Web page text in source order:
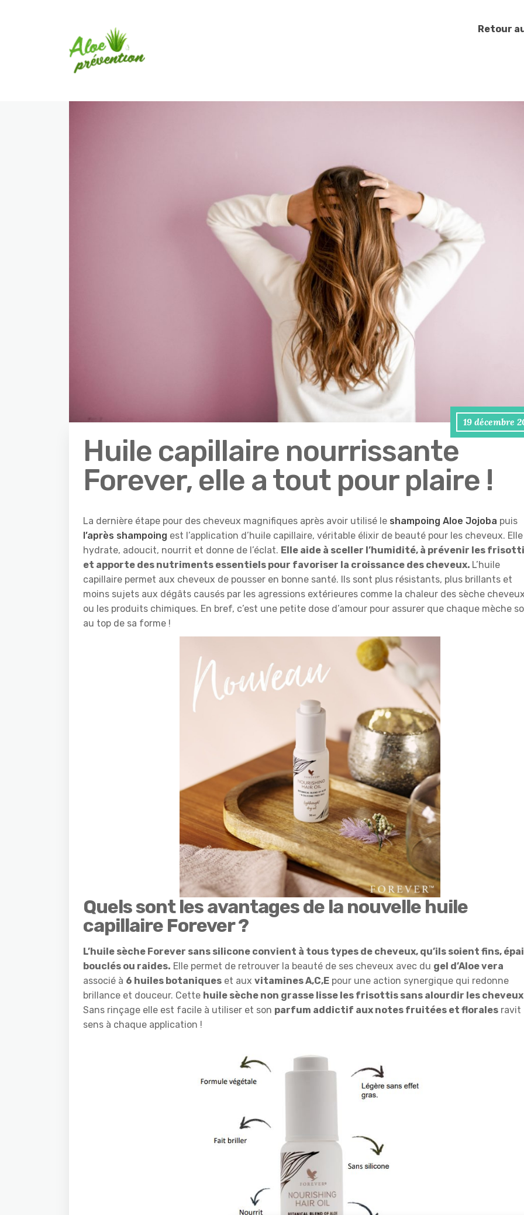
Retour
19 décembre
Huile capillaire nourrissante
Forever, elle a tout pour plaire !
La dernière étape pour des cheveux magnifiques après avoir utilisé le shampoing Aloe Jojoba puis
l’après shampoing est l’application d’huile capillaire, véritable élixir de beauté pour les cheveux. Elle
hydrate, adoucit, nourrit et donne de l’éclat. Elle aide à sceller l’humidité, à prévenir les
et apporte des nutriments essentiels pour favoriser la croissance des cheveux. L’huile
capillaire permet aux cheveux de pousser en bonne santé. Ils sont plus résistants, plus brillants et
moins sujets aux dégâts causés par les agressions extérieures comme la chaleur des sèche
ou les produits chimiques. En bref, c’est une petite dose d’amour pour assurer que chaque mèche
au top de sa forme !
Quels sont les avantages de la nouvelle huile
capillaire Forever ?
L’huile sèche Forever sans silicone convient à tous types de cheveux, qu’ils soient fins,
bouclés ou raides. Elle permet de retrouver la beauté de ses cheveux avec du gel d’Aloe vera
associé à 6 huiles botaniques et aux vitamines A,C,E pour une action synergique qui redonne
brillance et douceur. Cette huile sèche non grasse lisse les frisottis sans alourdir les cheveux
Sans rinçage elle est facile à utiliser et son parfum addictif aux notes fruitées et florales ravit
sens à chaque application !